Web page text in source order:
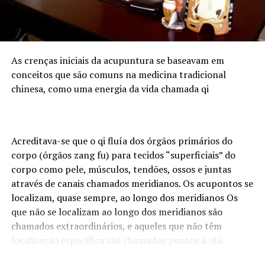
Daniella Oliveira
Na Goioerê Clínica de Estética, a Dra. Daniella Oliveira
realiza o preenchimento labial com precisão e cuidado,
garantindo resultados excepcionais e satisfatórios para
seus pacientes. Veja como é o processo:
Consulta Inicial:ADra. Daniella Oliveirarealiza
As crenças iniciais da acupuntura se baseavam em
conceitos que são comuns na medicina tradicional
chinesa, como uma energia da vida chamada qi
Acreditava-se que o qi fluía dos órgãos primários do
corpo (órgãos zang fu) para tecidos “superficiais” do
corpo como pele, músculos, tendões, ossos e juntas
através de canais chamados meridianos. Os acupontos se
localizam, quase sempre, ao longo dos meridianos Os
que não se localizam ao longo dos meridianos são
chamados extraordinários, e aqueles que não têm
localização específica são chamados pontos a-shi.